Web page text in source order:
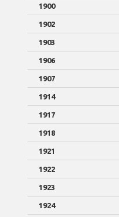
1900
1902
1903
1906
1907
1914
1917
1918
1921
1922
1923
1924